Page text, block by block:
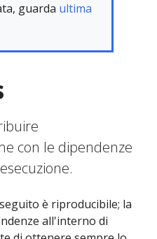
guarda ultima
con le dipendenze
è riproducibile; la
all'interno di